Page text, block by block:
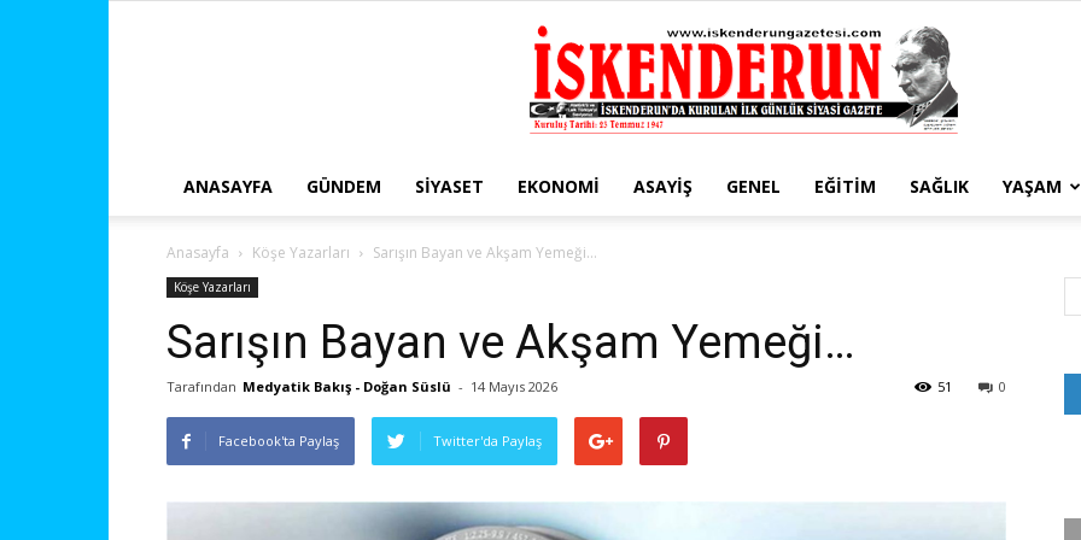
ANASAYFA GÜNDEM SIYASET EKONOMI ASAYIŞ GENEL EĞITIM SAĞLIK YAŞAM
Anasayfa Köşe Yazarları Sarışın Bayan ve Akşam Yemeği…
Köşe Yazarları
Sarışın Bayan ve Akşam Yemeği…
Tarafından Medyatik Bakış - Doğan Süslü - 14 Mayıs 2026 0
51
Facebook'ta Paylaş Twitter'da Paylaş